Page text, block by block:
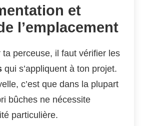
et
l’emplacement
perceuse, il faut vérifier les
qui s’appliquent à ton projet.
c’est que dans la plupart
bûches ne nécessite
particulière.